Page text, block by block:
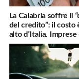
La Calabria soffre il
del credito”: il costo
alto d’Italia. Imprese
famiglie penalizzate